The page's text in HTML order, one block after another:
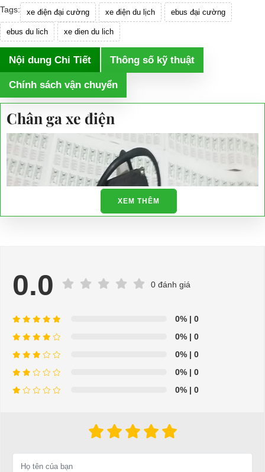
Tags: xe điện đại cường xe điện du lịch ebus đại cường
ebus du lich xe dien du lich
Nội dung Chi Tiết Thông số kỹ thuật
Chính sách vận chuyển
Chân ga xe điện
Để được tư vấn thêm về cách sử dụng xe ô tô điện để tăng tuổi thọ
cho xe hoặc có vấn đề gì cần được hỗ trợ, quý khách vui lòng liên
XEM THÊM
0.0 0 đánh giá
0% | 0
0% | 0
0% | 0
0% | 0
0% | 0